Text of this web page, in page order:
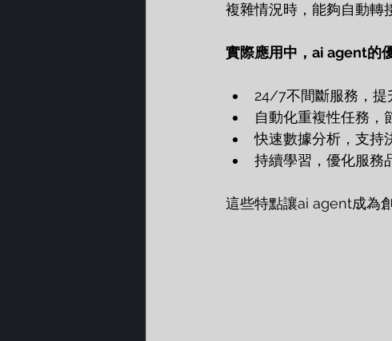
複雜情況時，能夠自動轉
實際應用中，ai agent的
24/7不間斷服務，提
自動化重複性任務，
快速數據分析，支持
持續學習，優化服務
這些特點讓ai agent成為